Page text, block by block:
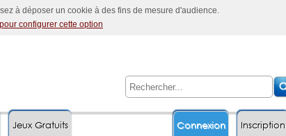
à déposer un cookie à des fins de mesure d'audience.
configurer cette option
Inscription
Connexion
Jeux Gratuits